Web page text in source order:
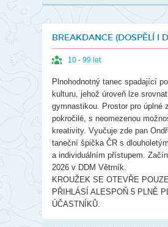
BREAKDANCE (DOSPĚLÍ I
10 - 99 let
Plnohodnotný tanec spadající
kulturu, jehož úroveň lze
gymnastikou. Prostor pro úplné
pokročilé, s neomezenou
kreativity. Vyučuje zde pan
taneční špička ČR s
a individuálním přístupem.
2026 v DDM Větrník.
KROUŽEK SE OTEVŘE
PŘIHLÁSÍ ALESPOŇ 5 PLNĚ
ÚČASTNÍKŮ.